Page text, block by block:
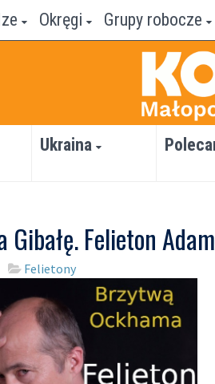
Okręgi Grupy robocze
Ukraina
Gibałę. Felieton
Felietony